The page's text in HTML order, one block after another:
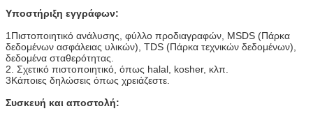
Υποστήριξη εγγράφων:
1Πιστοποιητικό ανάλυσης, φύλλο προδιαγραφών, MSDS (Πάρκα
δεδομένων ασφάλειας υλικών), TDS (Πάρκα τεχνικών δεδομένων),
δεδομένα σταθερότητας.
2. Σχετικό πιστοποιητικό, όπως halal, kosher, κλπ.
3Κάποιες δηλώσεις όπως χρειάζεστε.
Συσκευή και αποστολή: